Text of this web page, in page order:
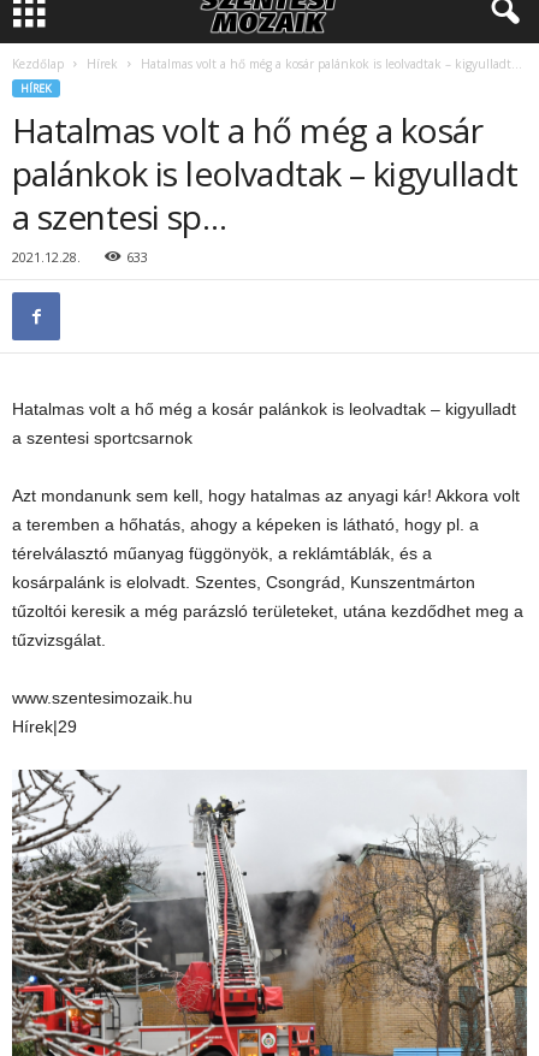
Kezdőlap Hírek Hatalmas volt a hő még a kosár palánkok is leolvadtak – kigyulladt...
HÍREK
Hatalmas volt a hő még a kosár
palánkok is leolvadtak – kigyulladt
a szentesi sp…
2021.12.28. 633
Hatalmas volt a hő még a kosár palánkok is leolvadtak – kigyulladt
a szentesi sportcsarnok
Azt mondanunk sem kell, hogy hatalmas az anyagi kár! Akkora volt
a teremben a hőhatás, ahogy a képeken is látható, hogy pl. a
térelválasztó műanyag függönyök, a reklámtáblák, és a
kosárpalánk is elolvadt. Szentes, Csongrád, Kunszentmárton
tűzoltói keresik a még parázsló területeket, utána kezdődhet meg a
tűzvizsgálat.
www.szentesimozaik.hu
Hírek|29